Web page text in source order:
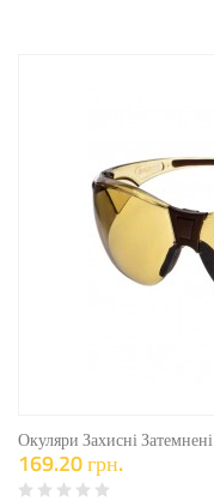
Окуляри Захисні
169.20 грн.